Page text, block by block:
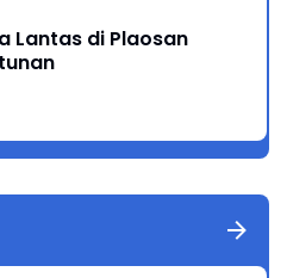
Lantas di Plaosan